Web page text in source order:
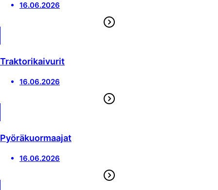
16.06.2026
Traktorikaivurit
16.06.2026
Pyöräkuormaajat
16.06.2026